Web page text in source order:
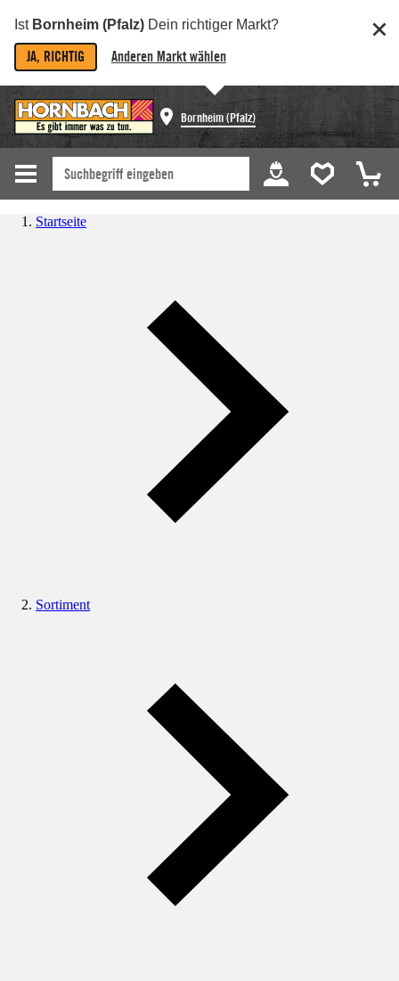
Ist Bornheim (Pfalz) Dein richtiger Markt?
JA, RICHTIG Anderen Markt wählen
Bornheim (Pfalz)
Startseite
Sortiment